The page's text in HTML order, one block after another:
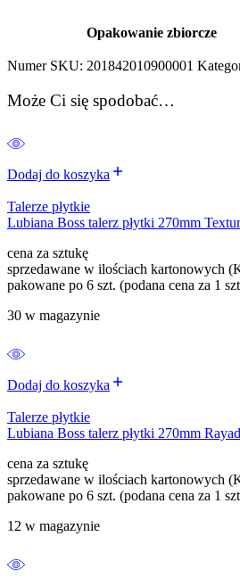
Opakowanie zbiorcze
Numer SKU: 201842010900001
Może Ci się spodobać…
Dodaj do koszyka
Talerze płytkie
Lubiana Boss talerz płytki 270mm
cena za sztukę
sprzedawane w ilościach kartonowych
pakowane po 6 szt. (podana cena za 1
30 w magazynie
Dodaj do koszyka
Talerze płytkie
Lubiana Boss talerz płytki 270mm
cena za sztukę
sprzedawane w ilościach kartonowych
pakowane po 6 szt. (podana cena za 1
12 w magazynie